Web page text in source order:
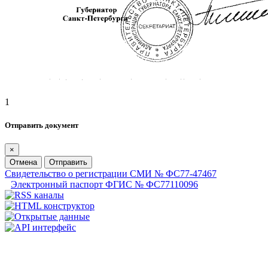
1
Отправить документ
×
Отмена
Отправить
Свидетельство о регистрации СМИ № ФС77-47467
Электронный паспорт ФГИС № ФС77110096